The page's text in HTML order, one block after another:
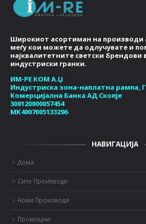
Широкиот асортиман на производи
меѓу кои можете да одлучувате и
најквалитетните светски брендови
индустриски гранки.
ИМ-РЕ КОМ А.Џ
Индустриска зона-наплатна рампа,
Комерцијална Банка АД Скопје
300120000057454
МК4007005133296
НАВИГАЦИЈА
Дома
Сите Производи
Нови Производи
Промоции